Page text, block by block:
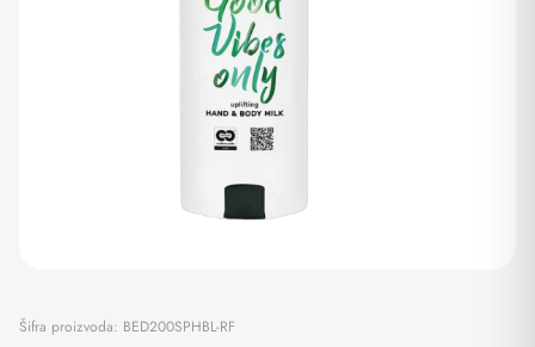
Šifra proizvoda: BED200SPHBL-RF